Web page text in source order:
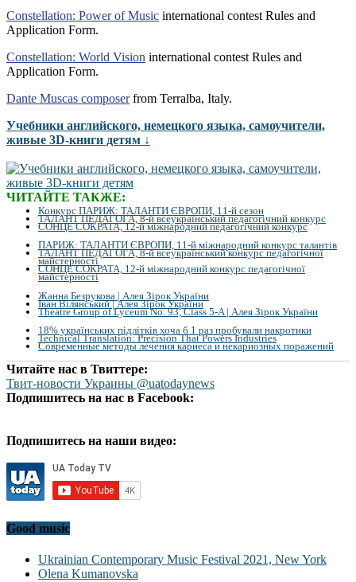
Constellation: Power of Music international contest Rules and
Application Form.
Constellation: World Vision international contest Rules and
Application Form.
Dante Muscas composerfrom Terralba, Italy.
Учебники английского, немецкого языка, самоучители,
живые 3D-книги детям ↓
ЧИТАЙТЕ ТАКЖЕ:
Конкурс ПАРИЖ: ТАЛАНТИ ЄВРОПИ, 11-й сезон
ТАЛАНТ ПЕДАГОГА, 8-й всеукраїнський педагогічний конкурс
СОНЦЕ СОКРАТА, 12-й міжнародний педагогічний конкурс
ПАРИЖ: ТАЛАНТИ ЄВРОПИ, 11-й міжнародний конкурс талантів
ТАЛАНТ ПЕДАГОГА, 8-й всеукраїнський конкурс педагогічної
майстерності
СОНЦЕ СОКРАТА, 12-й міжнародний конкурс педагогічної
майстерності
Жанна Безрукова | Алея Зірок України
Іван Вілянський | Алея Зірок України
Theatre Group of Lyceum No. 93, Class 5-A | Алея Зірок України
18% українських підлітків хоча б 1 раз пробували накротики
Technical Translation: Precision That Powers Industries
Современные методы лечения кариеса и некариозных поражений
Читайте нас в Твиттере:
Твит-новости Украины @uatodaynews
Подпишитесь на нас в Facebook:
Подпишитесь на наши видео:
Good music
Ukrainian Contemporary Music Festival 2021, New York
Olena Kumanovska